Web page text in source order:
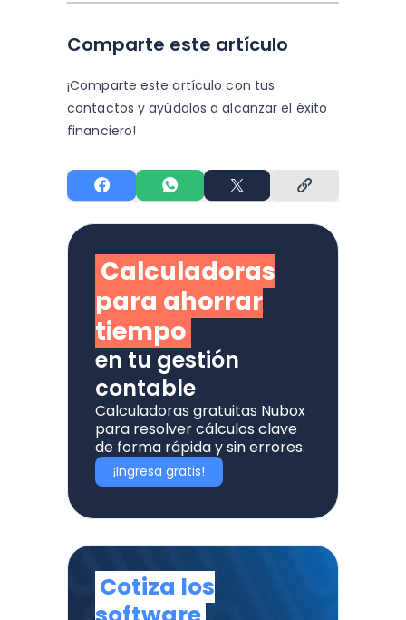
Comparte este artículo
¡Comparte este artículo con tus
contactos y ayúdalos a alcanzar el éxito
financiero!
Calculadoras
para ahorrar
tiempo
en tu gestión
contable
Calculadoras gratuitas Nubox
para resolver cálculos clave
de forma rápida y sin errores.
¡Ingresa gratis!
Cotiza los